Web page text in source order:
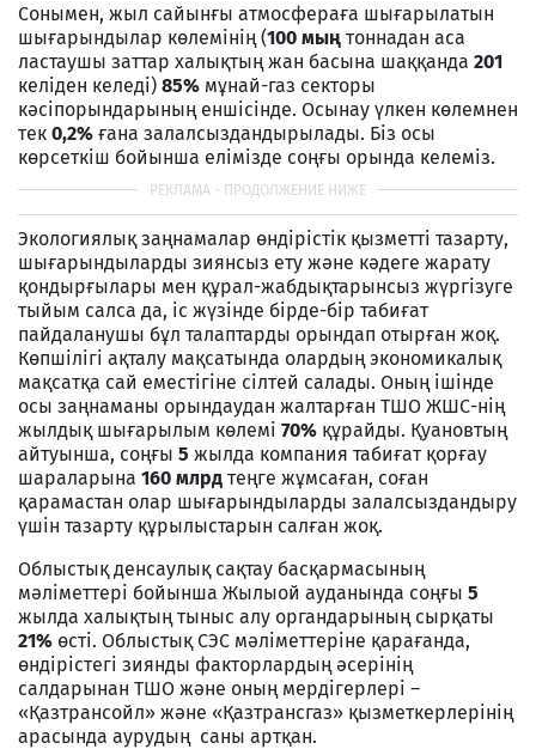
Сонымен, жыл сайынғы атмосфераға шығарылатын
шығарындылар көлемінің (100 мың тоннадан аса
ластаушы заттар халықтың жан басына шаққанда 201
келіден келеді) 85% мұнай-газ секторы
кәсіпорындарының еншісінде. Осынау үлкен көлемнен
тек 0,2% ғана залалсыздандырылады. Біз осы
көрсеткіш бойынша елімізде соңғы орында келеміз.
Экологиялық заңнамалар өндірістік қызметті тазарту,
шығарындыларды зиянсыз ету және кәдеге жарату
қондырғылары мен құрал-жабдықтарынсыз жүргізуге
тыйым салса да, іс жүзінде бірде-бір табиғат
пайдаланушы бұл талаптарды орындап отырған жоқ.
Көпшілігі ақталу мақсатында олардың экономикалық
мақсатқа сай еместігіне сілтей салады. Оның ішінде
осы заңнаманы орындаудан жалтарған ТШО ЖШС-нің
жылдық шығарылым көлемі 70% құрайды. Қуановтың
айтуынша, соңғы 5 жылда компания табиғат қорғау
шараларына 160 млрд теңге жұмсаған, соған
қарамастан олар шығарындыларды залалсыздандыру
үшін тазарту құрылыстарын салған жоқ.
Облыстық денсаулық сақтау басқармасының
мәліметтері бойынша Жылыой ауданында соңғы 5
жылда халықтың тыныс алу органдарының сырқаты
21% өсті. Облыстық СЭС мәліметтеріне қарағанда,
өндірістегі зиянды факторлардың әсерінің
салдарынан ТШО және оның мердігерлері –
«Қазтрансойл» және «Қазтрансгаз» қызметкерлерінің
арасында аурудың саны артқан.